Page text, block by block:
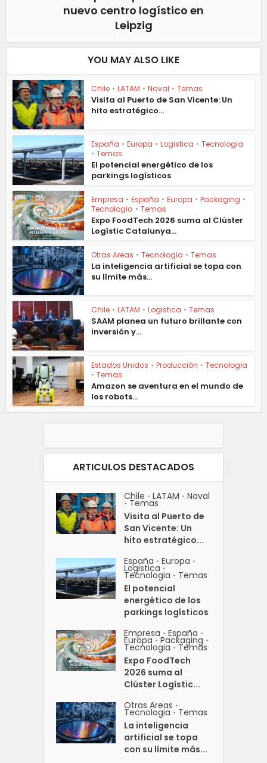
nuevo centro logístico en
Leipzig
YOU MAY ALSO LIKE
Chile • LATAM • Naval • Temas
Visita al Puerto de San Vicente: Un
hito estratégico...
España • Europa • Logistica • Tecnologia
• Temas
El potencial energético de los
parkings logísticos
Empresa • España • Europa • Packaging •
Tecnologia • Temas
Expo FoodTech 2026 suma al Clúster
Logístic Catalunya...
Otras Areas • Tecnologia • Temas
La inteligencia artificial se topa con
su límite más...
Chile • LATAM • Logistica • Temas
SAAM planea un futuro brillante con
inversión y...
Estados Unidos • Producción • Tecnologia
• Temas
Amazon se aventura en el mundo de
los robots...
ARTICULOS DESTACADOS
Chile • LATAM • Naval
• Temas
Visita al Puerto de
San Vicente: Un
hito estratégico...
España • Europa •
Logistica •
Tecnologia • Temas
El potencial
energético de los
parkings logísticos
Empresa • España •
Europa • Packaging •
Tecnologia • Temas
Expo FoodTech
2026 suma al
Clúster Logístic...
Otras Areas •
Tecnologia • Temas
La inteligencia
artificial se topa
con su límite más...